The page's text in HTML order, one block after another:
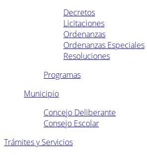
Decretos
Licitaciones
Ordenanzas
Ordenanzas Especiales
Resoluciones
Programas
Municipio
Concejo Deliberante
Consejo Escolar
Trámites y Servicios